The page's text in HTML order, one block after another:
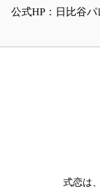
公式HP：日比谷
式恋は